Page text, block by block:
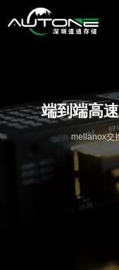
端到端高
mellanox交